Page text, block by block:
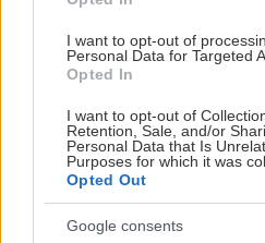
I want to opt-out of
Personal Data for Targeted
Opted In
I want to opt-out of
Retention, Sale, and/or
Personal Data that Is
Purposes for which it was
Opted Out
Google consents
prekreslíme na smrekovú
Pri vŕtaní dier na
okrajov presne
musí byť rovnaká, asi 10
Ak chceme stojan s
(asi 8 cm) z latky hrubej
natrieme ju čiernou